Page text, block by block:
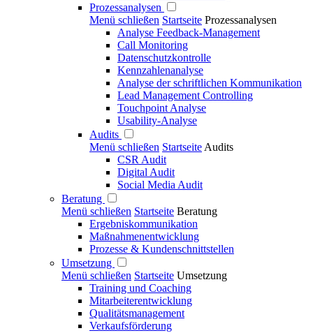
Prozessanalysen
Menü schließen Startseite Prozessanalysen
Analyse Feedback-Management
Call Monitoring
Datenschutzkontrolle
Kennzahlenanalyse
Analyse der schriftlichen Kommunikation
Lead Management Controlling
Touchpoint Analyse
Usability-Analyse
Audits
Menü schließen Startseite Audits
CSR Audit
Digital Audit
Social Media Audit
Beratung
Menü schließen Startseite Beratung
Ergebniskommunikation
Maßnahmenentwicklung
Prozesse & Kundenschnittstellen
Umsetzung
Menü schließen Startseite Umsetzung
Training und Coaching
Mitarbeiterentwicklung
Qualitätsmanagement
Verkaufsförderung